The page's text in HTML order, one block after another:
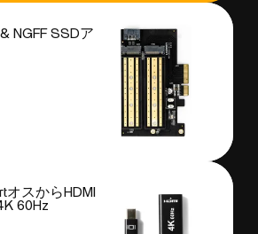
NGFF SSDア
オスからHDMI
60Hz